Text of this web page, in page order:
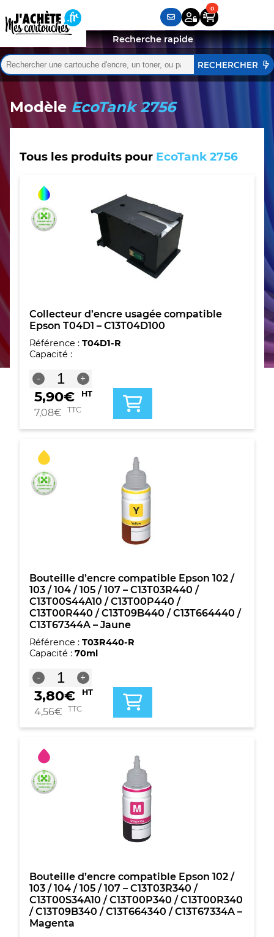
Rechercher :
Quand les résultats de l'auto-complétion sont
Recherche rapide
Modèle EcoTank 2756
Tous les produits pour EcoTank 2756
Collecteur d’encre usagée compatible
Epson T04D1 – C13T04D100
Référence : T04D1-R
Capacité :
-
quantité
de
Collecteur
d'encre
compatible
T04D1
-
C13T04D100
+
5,90€ HT
7,08€ TTC
Bouteille d’encre compatible Epson 102 /
103 / 104 / 105 / 107 – C13T03R440 /
C13T00S44A10 / C13T00P440 /
C13T00R440 / C13T09B440 / C13T664440 /
C13T67344A – Jaune
Référence : T03R440-R
Capacité : 70ml
-
quantité
de
Bouteille
d'encre
Epson
/
103
/
104
C13T00S44A10
/
C13T00P440
/
C13T00R440
+
3,80€ HT
4,56€ TTC
Bouteille d’encre compatible Epson 102 /
103 / 104 / 105 / 107 – C13T03R340 /
C13T00S34A10 / C13T00P340 / C13T00R340
/ C13T09B340 / C13T664340 / C13T67334A –
Magenta